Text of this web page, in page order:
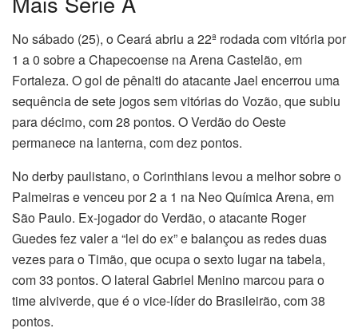
No sábado (25), o Ceará abriu a 22ª rodada com vitória por
1 a 0 sobre a Chapecoense na Arena Castelão, em
Fortaleza. O gol de pênalti do atacante Jael encerrou uma
sequência de sete jogos sem vitórias do Vozão, que subiu
para décimo, com 28 pontos. O Verdão do Oeste
permanece na lanterna, com dez pontos.
No derby paulistano, o Corinthians levou a melhor sobre o
Palmeiras e venceu por 2 a 1 na Neo Química Arena, em
São Paulo. Ex-jogador do Verdão, o atacante Roger
Guedes fez valer a “lei do ex” e balançou as redes duas
vezes para o Timão, que ocupa o sexto lugar na tabela,
com 33 pontos. O lateral Gabriel Menino marcou para o
time alviverde, que é o vice-líder do Brasileirão, com 38
pontos.